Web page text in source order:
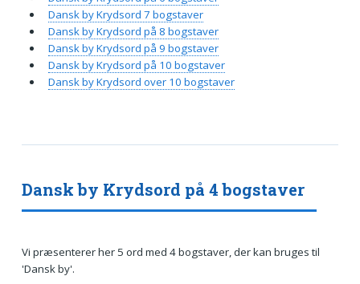
Dansk by Krydsord på 4 bogstaver
Vi præsenterer her 5 ord med 4 bogstaver, der kan bruges til
'Dansk by'.
Dansk by Krydsord 7 bogstaver
Dansk by Krydsord på 8 bogstaver
Dansk by Krydsord på 9 bogstaver
Dansk by Krydsord på 10 bogstaver
Dansk by Krydsord over 10 bogstaver